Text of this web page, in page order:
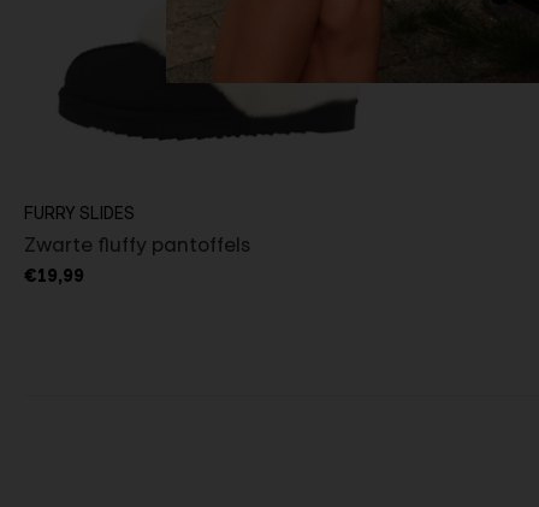
FURRY SLIDES
Zwarte fluffy pantoffels
€19,99